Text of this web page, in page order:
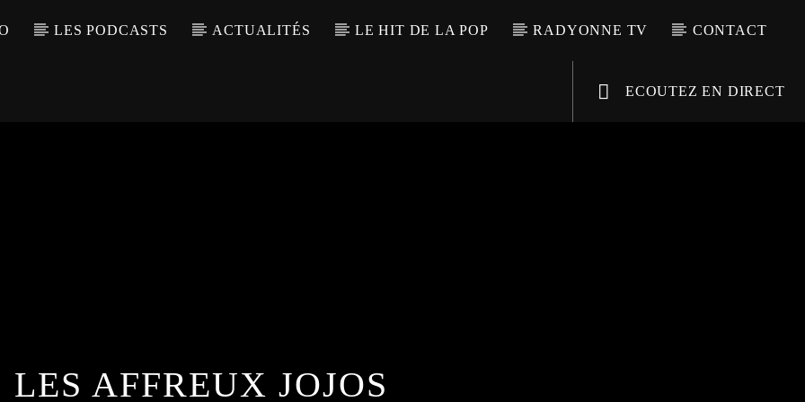
LES PODCASTS ACTUALITÉS LE HIT DE LA POP RADYONNE TV CONTACT
ECOUTEZ EN DIRECT
LES AFFREUX JOJOS